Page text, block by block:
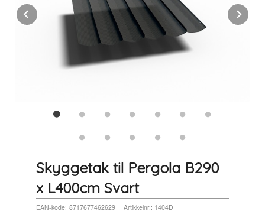
Prev
Skyggetak til Pergola B290
x L400cm Svart
EAN-kode: 8717677462629 Artikkelnr.: 1404D